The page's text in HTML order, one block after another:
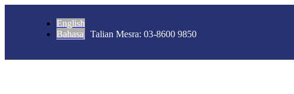
English
Bahasa
Talian Mesra: 03-8600 9850